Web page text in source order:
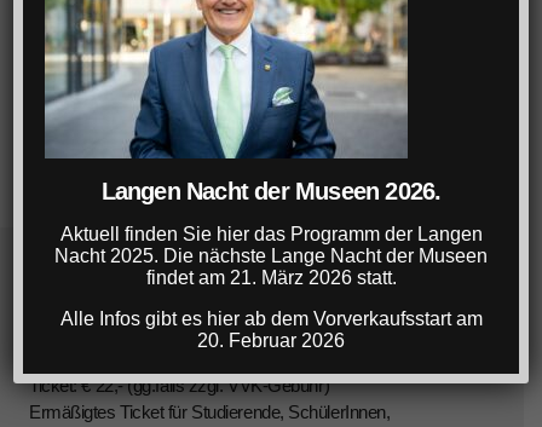
Ticket: € 22,- (gg.falls zzgl. VVK-Gebühr)
Ermäßigtes Ticket für Studierende, SchülerInnen,
Langen Nacht der Museen 2026.
Aktuell finden Sie hier das Programm der Langen
Nacht 2025. Die nächste Lange Nacht der Museen
findet am 21. März 2026 statt.
Alle Infos gibt es hier ab dem Vorverkaufsstart am
20. Februar 2026